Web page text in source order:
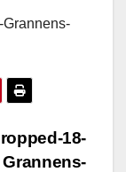
18-
Grannens-